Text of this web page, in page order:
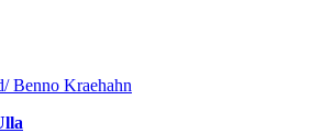
Benno Kraehahn